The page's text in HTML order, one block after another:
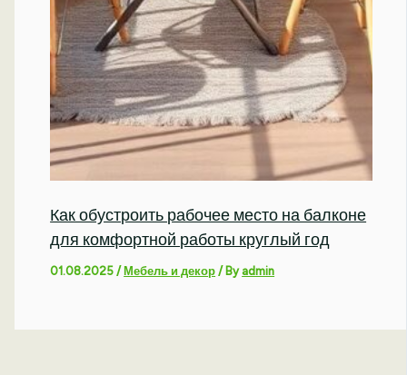
Как обустроить рабочее место на балконе
для комфортной работы круглый год
01.08.2025/ Мебель и декор / Byadmin